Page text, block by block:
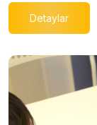
Detaylar